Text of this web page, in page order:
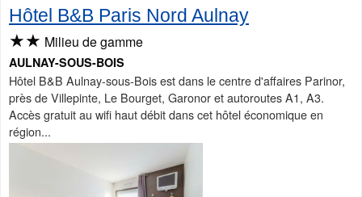
Hôtel B&B Paris Nord Aulnay
★★ Milieu de gamme
AULNAY-SOUS-BOIS
Hôtel B&B Aulnay-sous-Bois est dans le centre d'affaires Parinor,
près de Villepinte, Le Bourget, Garonor et autoroutes A1, A3.
Accès gratuit au wifi haut débit dans cet hôtel économique en
région...